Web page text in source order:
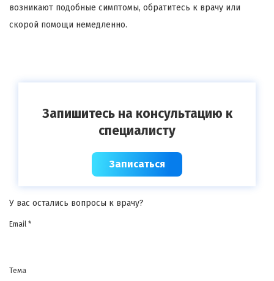
возникают подобные симптомы, обратитесь к врачу или
скорой помощи немедленно.
Запишитесь на консультацию к
специалисту
Записаться
У вас остались вопросы к врачу?
Email *
Тема